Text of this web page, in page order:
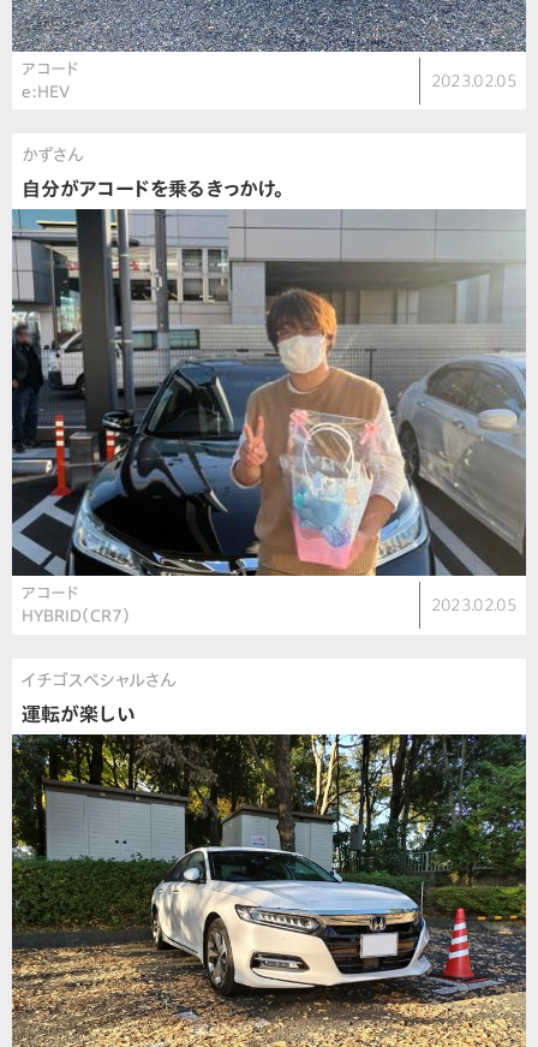
アコード
e:HEV
2023.02.05
かずさん
自分がアコードを乗るきっかけ。
アコード
HYBRID（CR7）
2023.02.05
イチゴスペシャルさん
運転が楽しい